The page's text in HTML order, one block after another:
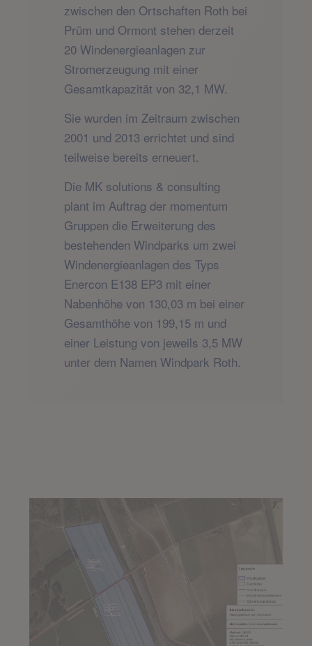
zwischen den Ortschaften Roth bei
Prüm und Ormont stehen derzeit
20 Windenergieanlagen zur
Stromerzeugung mit einer
Gesamtkapazität von 32,1 MW.
Sie wurden im Zeitraum zwischen
2001 und 2013 errichtet und sind
teilweise bereits erneuert.
Die MK solutions & consulting
plant im Auftrag der momentum
Gruppen die Erweiterung des
bestehenden Windparks um zwei
Windenergieanlagen des Typs
Enercon E138 EP3 mit einer
Nabenhöhe von 130,03 m bei einer
Gesamthöhe von 199,15 m und
einer Leistung von jeweils 3,5 MW
unter dem Namen Windpark Roth.